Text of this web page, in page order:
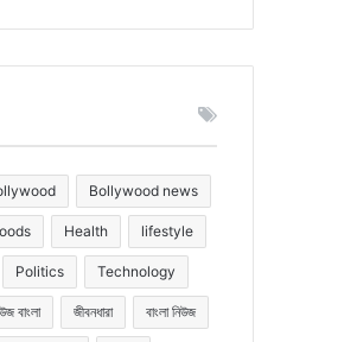
Bollywood news
Health lifestyle
Politics Technology
বাংলা জীবনধারা বাংলা নিউজ